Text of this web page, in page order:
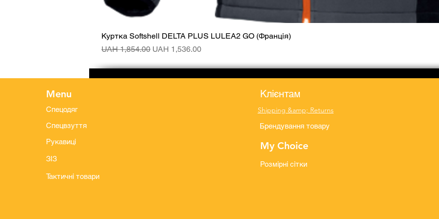
Куртка Softshell DELTA PLUS LULEA2 GO (Франція)
Regular Price
UAH 1,854.00 Sale Price
UAH 1,536.00
Menu
Спецодяг
Спецвзуття
Рукавиці
ЗІЗ
Тактичні товари
Клієнтам
Shipping &amp; Returns
Брендування товару
My Choice
Розмірні сітки